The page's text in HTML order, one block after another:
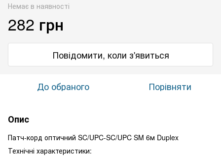
Немає в наявності
282 грн
Повідомити, коли з'явиться
До обраного Порівняти
Опис
Патч-корд оптичний SC/UPC-SC/UPC SM 6м Duplex
Технічні характеристики: